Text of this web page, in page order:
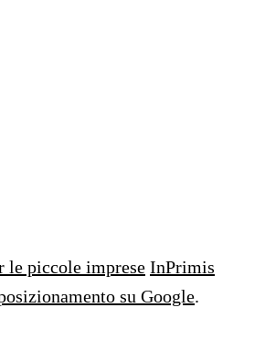
piccole imprese InPrimis
su Google.